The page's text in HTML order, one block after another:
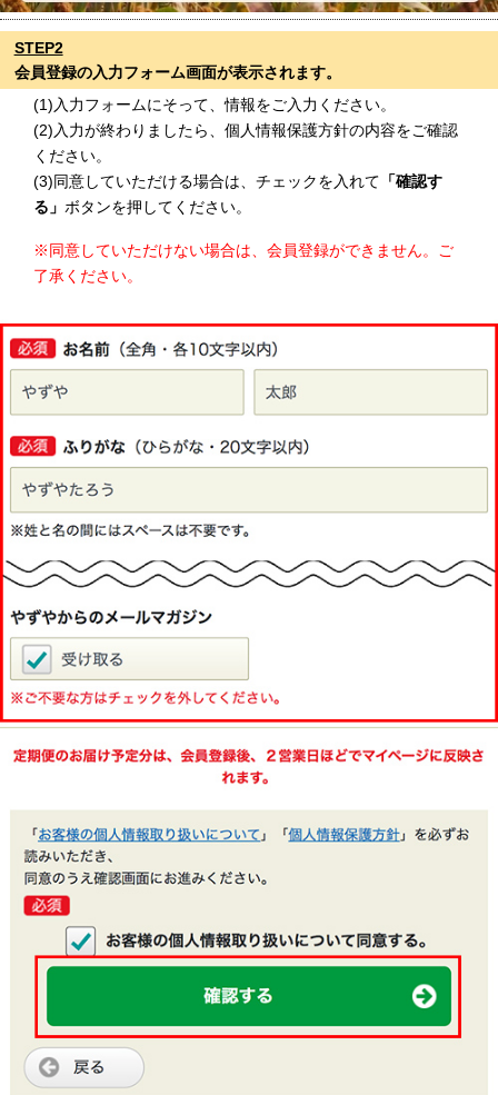
STEP2
会員登録の入力フォーム画面が表示されます。
(1)入力フォームにそって、情報をご入力ください。
(2)入力が終わりましたら、個人情報保護方針の内容をご確認
ください。
(3)同意していただける場合は、チェックを入れて 「確認す
る」ボタンを押してください。
※同意していただけない場合は、会員登録ができません。ご
了承ください。